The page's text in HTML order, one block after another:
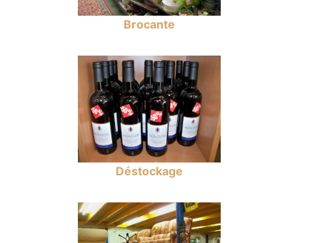
Brocante
Déstockage